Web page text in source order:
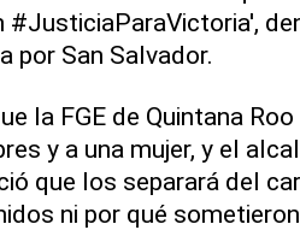
#JusticiaParaVictoria',
por San Salvador.
la FGE de Quintana
y a una mujer, y el
que los separará del
ni por qué